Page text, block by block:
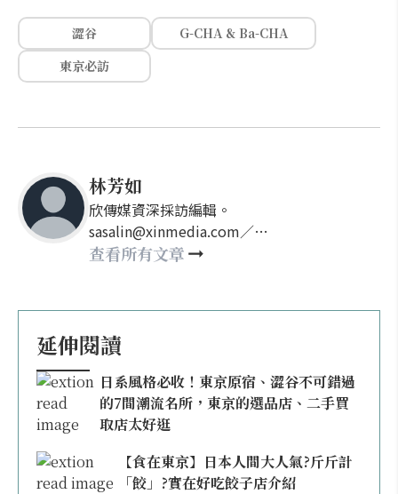
澀谷
G-CHA & Ba-CHA
東京必訪
林芳如
欣傳媒資深採訪編輯。
sasalin@xinmedia.com／
happy21917@gmail.com
查看所有文章
延伸閱讀
日系風格必收！東京原宿、澀谷不可錯過
的7間潮流名所，東京的選品店、二手買
取店太好逛
【食在東京】日本人間大人氣?斤斤計
「餃」?實在好吃餃子店介紹